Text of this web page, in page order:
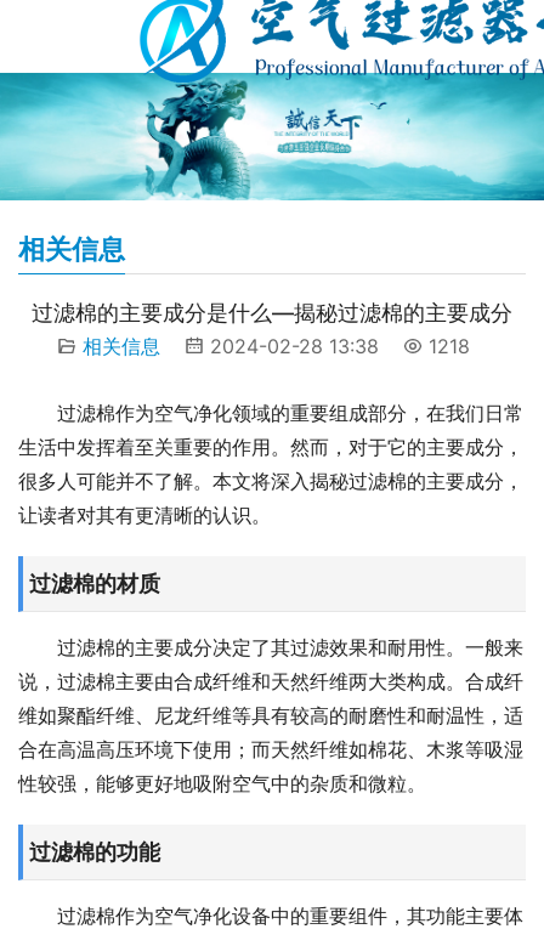
相关信息
过滤棉的主要成分是什么—揭秘过滤棉的主要成分
相关信息 2024-02-28 13:38 1218
过滤棉作为空气净化领域的重要组成部分，在我们日常
生活中发挥着至关重要的作用。然而，对于它的主要成分，
很多人可能并不了解。本文将深入揭秘过滤棉的主要成分，
让读者对其有更清晰的认识。
过滤棉的材质
过滤棉的主要成分决定了其过滤效果和耐用性。一般来
说，过滤棉主要由合成纤维和天然纤维两大类构成。合成纤
维如聚酯纤维、尼龙纤维等具有较高的耐磨性和耐温性，适
合在高温高压环境下使用；而天然纤维如棉花、木浆等吸湿
性较强，能够更好地吸附空气中的杂质和微粒。
过滤棉的功能
过滤棉作为空气净化设备中的重要组件，其功能主要体